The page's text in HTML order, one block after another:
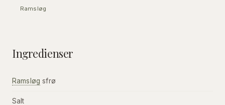
Ramsløg
Ingredienser
Ramsløg sfrø
Salt